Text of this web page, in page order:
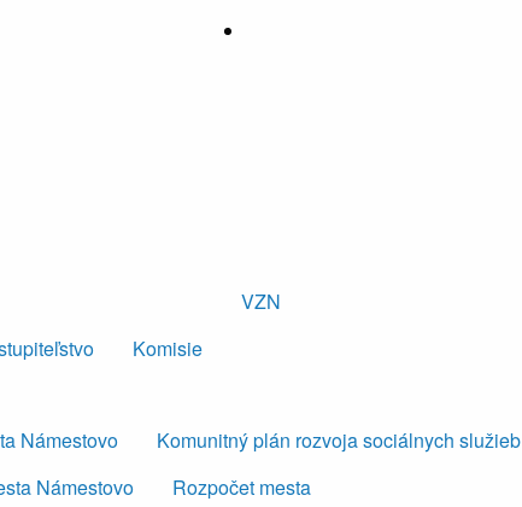
Komisie
VZN
Námestovo Komunitný plán rozvoja sociálnych služieb
Námestovo
Rozpočet mesta